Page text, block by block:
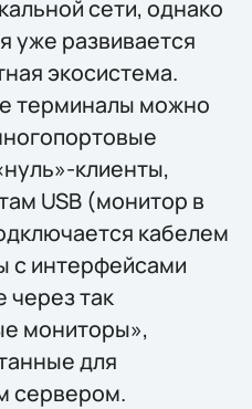
сети, однако
уже развивается
экосистема.
терминалы можно
клиенты,
USB (монитор в
кабелем
с интерфейсами
через так
мониторы»,
для
сервером.